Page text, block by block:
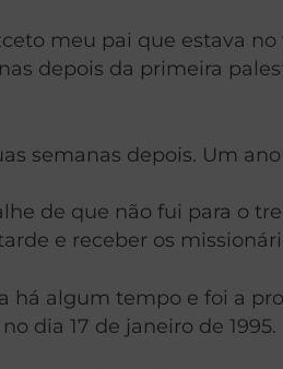
meu pai que estava
depois da primeira
semanas depois. Um
de que não fui para o
e receber os
há algum tempo e foi a
dia 17 de janeiro de 1995.